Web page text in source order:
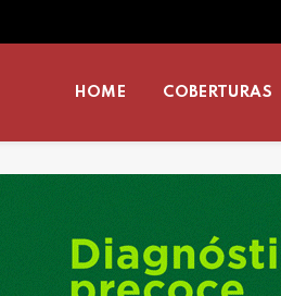
HOME COBERTURAS